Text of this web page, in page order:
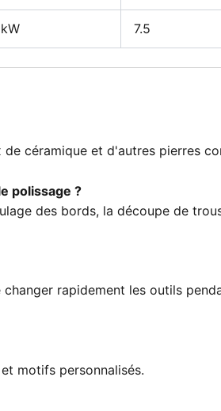
kW 7.5
céramique et d'autres pierres
polissage ?
des bords, la découpe de
rapidement les outils
motifs personnalisés.